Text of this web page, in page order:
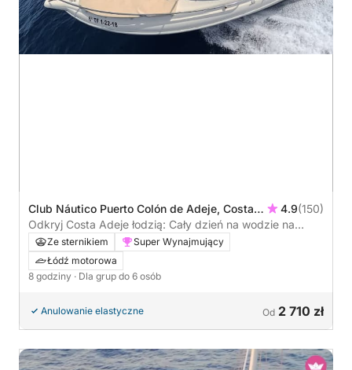
Club Náutico Puerto Colón de Adeje, Costa
Adeje, Hiszpania
4.9(150)
Odkryj Costa Adeje łodzią: Cały dzień na wodzie na
pokładzie łodzi motorowej
Ze sternikiem
Super Wynajmujący
Łódź motorowa
8 godziny · Dla grup do 6 osób
Anulowanie elastyczne Od 2 710 zł